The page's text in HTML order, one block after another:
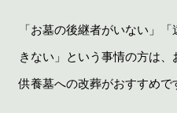
「お墓の後継者がいない」
きない」という事情の方は
供養墓への改葬がおすすめで